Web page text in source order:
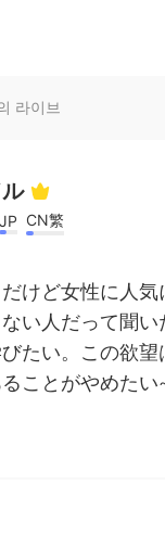
라이브
JP CN繁
けど女性に人
い人だって聞い
たい。この欲
ことがやめたい